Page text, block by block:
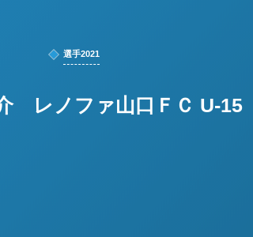
選手2021
レノファ山口ＦＣ U-15